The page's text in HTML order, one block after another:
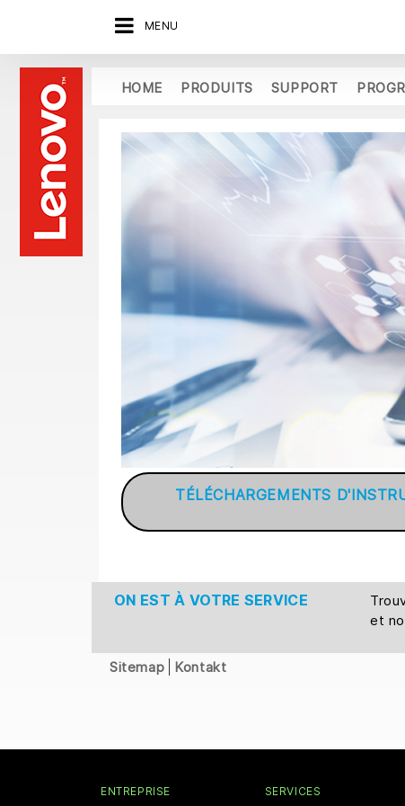
MENU
HOME PRODUITS SUPPORT
TÉLÉCHARGEMENTS
ON EST À VOTRE SERVICE
et
Sitemap Kontakt
ENTREPRISE SERVICES